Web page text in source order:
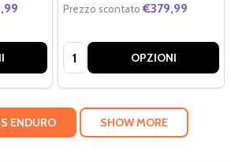
Prezzo scontato €379,99
Quantità: OPZIONI
ENDURO SHOW MORE